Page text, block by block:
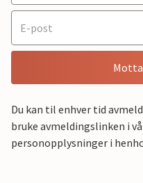
Du kan til enhver tid
bruke avmeldingslinken i
personopplysninger i